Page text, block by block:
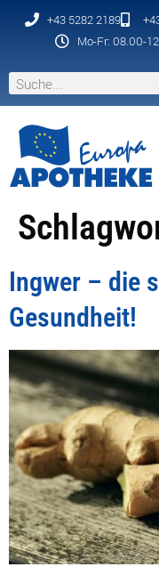
+43 5282 2189
Mo-Fr: 08.00-
Ingwer – die
Gesundheit!